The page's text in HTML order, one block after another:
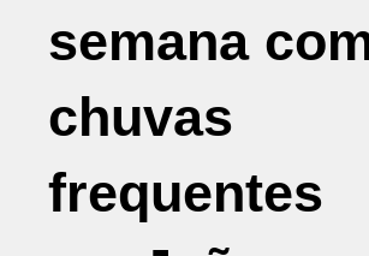
semana
chuvas
frequentes